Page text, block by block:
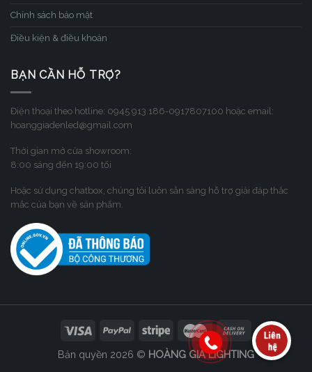
Chính sách bảo mật
Điều kiện & điều khoản
BẠN CẦN HỖ TRỢ?
Điện thoại theo hotline: 0945.913.186-0917807100 hoặc email:
hoanggiadenled@gmail.com
Thời gian mở cửa showroom:
8:00 sáng đến 19:00 tối
Hoặc sử dụng chatbox, chúng tôi luôn sẳn sàng hỗ trợ giải đáp thắc
mắc của bạn về sản phẩm.
Bản quyền 2026 © HOÀNG GIA LIGHTING